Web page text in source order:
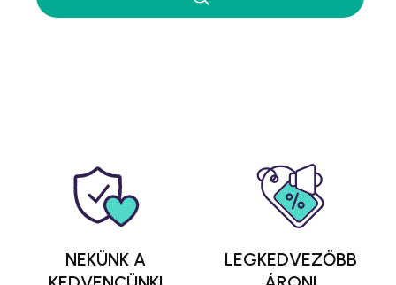
NEKÜNK A
LEGKEDVEZŐBB